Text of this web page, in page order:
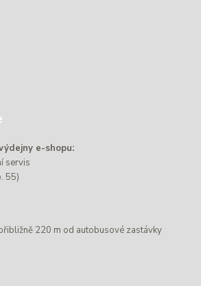
e-shopu:
servis
55)
220 m od autobusové zastávky